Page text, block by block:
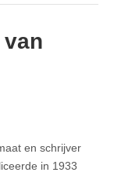
en schrijver
in 1933